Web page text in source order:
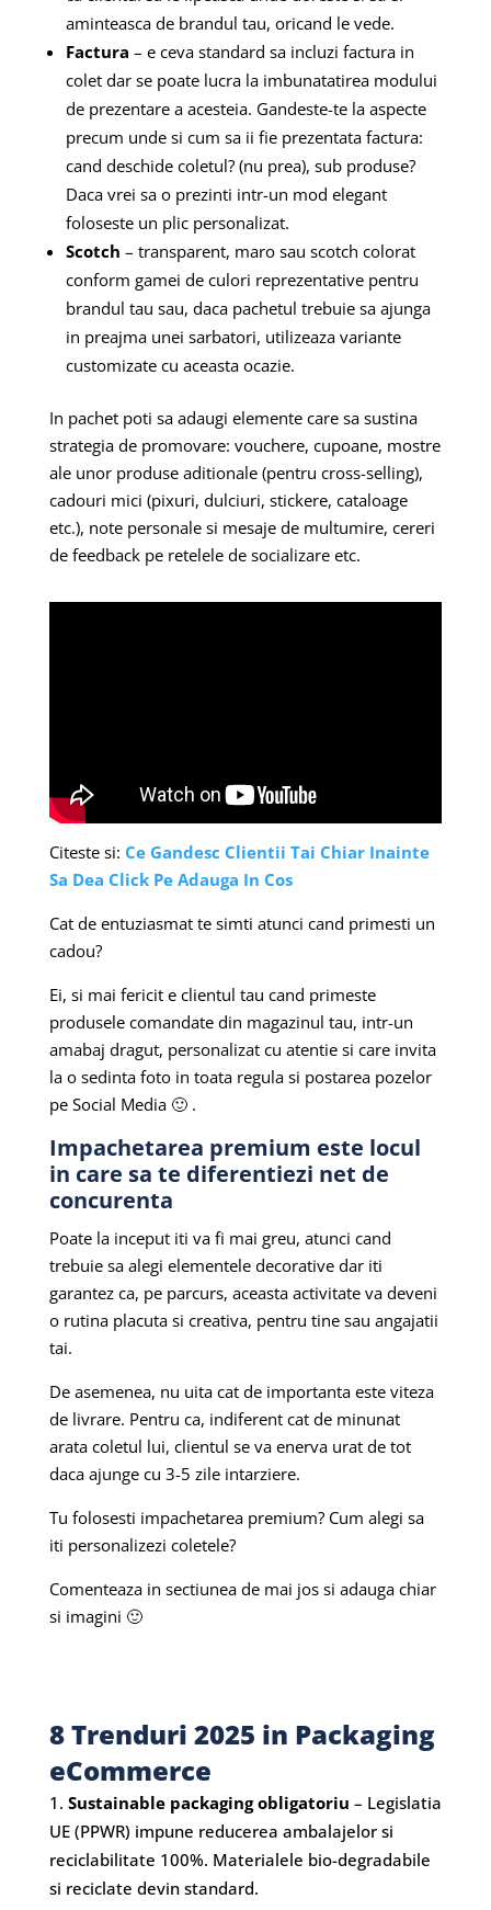
aminteasca de brandul tau, oricand le vede.
Factura – e ceva standard sa incluzi factura in
colet dar se poate lucra la imbunatatirea modului
de prezentare a acesteia. Gandeste-te la aspecte
precum unde si cum sa ii fie prezentata factura:
cand deschide coletul? (nu prea), sub produse?
Daca vrei sa o prezinti intr-un mod elegant
foloseste un plic personalizat.
Scotch – transparent, maro sau scotch colorat
conform gamei de culori reprezentative pentru
brandul tau sau, daca pachetul trebuie sa ajunga
in preajma unei sarbatori, utilizeaza variante
customizate cu aceasta ocazie.
In pachet poti sa adaugi elemente care sa sustina
strategia de promovare: vouchere, cupoane, mostre
ale unor produse aditionale (pentru cross-selling),
cadouri mici (pixuri, dulciuri, stickere, cataloage
etc.), note personale si mesaje de multumire, cereri
de feedback pe retelele de socializare etc.
Citeste si: Ce Gandesc Clientii Tai Chiar Inainte
Sa Dea Click Pe Adauga In Cos
Cat de entuziasmat te simti atunci cand primesti un
cadou?
Ei, si mai fericit e clientul tau cand primeste
produsele comandate din magazinul tau, intr-un
amabaj dragut, personalizat cu atentie si care invita
la o sedinta foto in toata regula si postarea pozelor
pe Social Media 🙂 .
Impachetarea premium este locul
in care sa te diferentiezi net de
concurenta
Poate la inceput iti va fi mai greu, atunci cand
trebuie sa alegi elementele decorative dar iti
garantez ca, pe parcurs, aceasta activitate va deveni
o rutina placuta si creativa, pentru tine sau angajatii
tai.
De asemenea, nu uita cat de importanta este viteza
de livrare. Pentru ca, indiferent cat de minunat
arata coletul lui, clientul se va enerva urat de tot
daca ajunge cu 3-5 zile intarziere.
Tu folosesti impachetarea premium? Cum alegi sa
iti personalizezi coletele?
Comenteaza in sectiunea de mai jos si adauga chiar
si imagini 🙂
8 Trenduri 2025 in Packaging
eCommerce
Sustainable packaging obligatoriu – Legislatia
UE (PPWR) impune reducerea ambalajelor si
reciclabilitate 100%. Materialele bio-degradabile
si reciclate devin standard.